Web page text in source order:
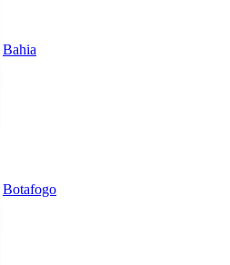
Bahia
Botafogo